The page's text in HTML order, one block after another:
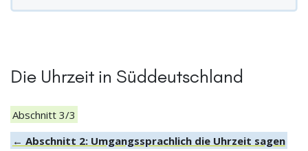
Die Uhrzeit in Süddeutschland
Abschnitt 3/3
← Abschnitt 2: Umgangssprachlich die Uhrzeit sagen